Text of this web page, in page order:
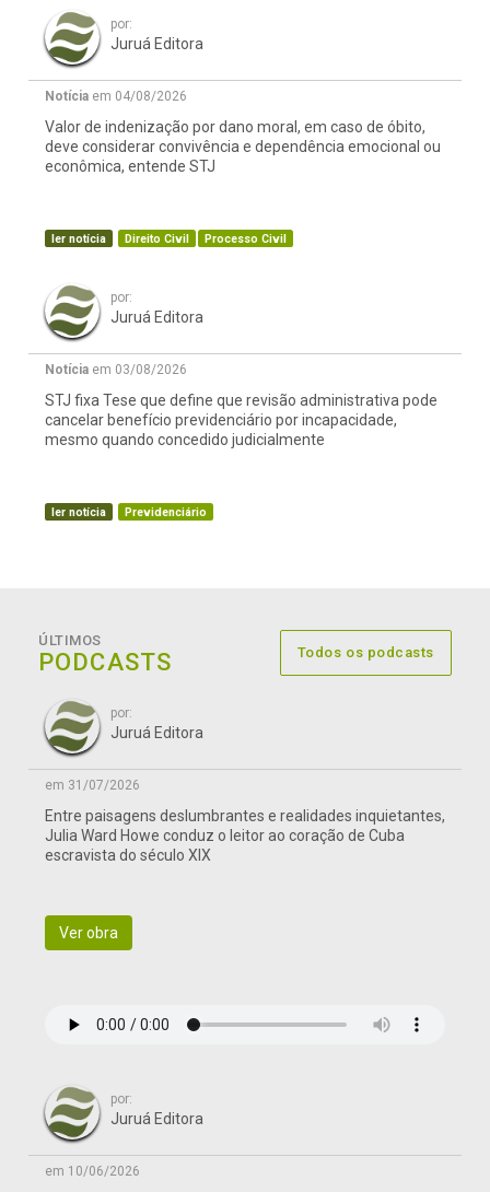
por:
Juruá Editora
Notícia em 04/08/2026
Valor de indenização por dano moral, em caso de óbito,
deve considerar convivência e dependência emocional ou
econômica, entende STJ
ler notícia Direito Civil Processo Civil
por:
Juruá Editora
Notícia em 03/08/2026
STJ fixa Tese que define que revisão administrativa pode
cancelar benefício previdenciário por incapacidade,
mesmo quando concedido judicialmente
ler notícia Previdenciário
ÚLTIMOS
PODCASTS Todos os podcasts
por:
Juruá Editora
em 31/07/2026
Entre paisagens deslumbrantes e realidades inquietantes,
Julia Ward Howe conduz o leitor ao coração de Cuba
escravista do século XIX
Ver obra
por:
Juruá Editora
em 10/06/2026